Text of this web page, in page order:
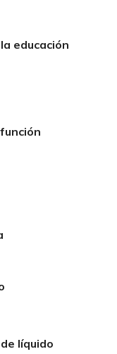
educación
líquido